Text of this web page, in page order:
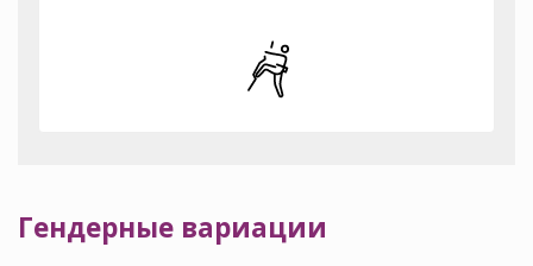
Гендерные вариации